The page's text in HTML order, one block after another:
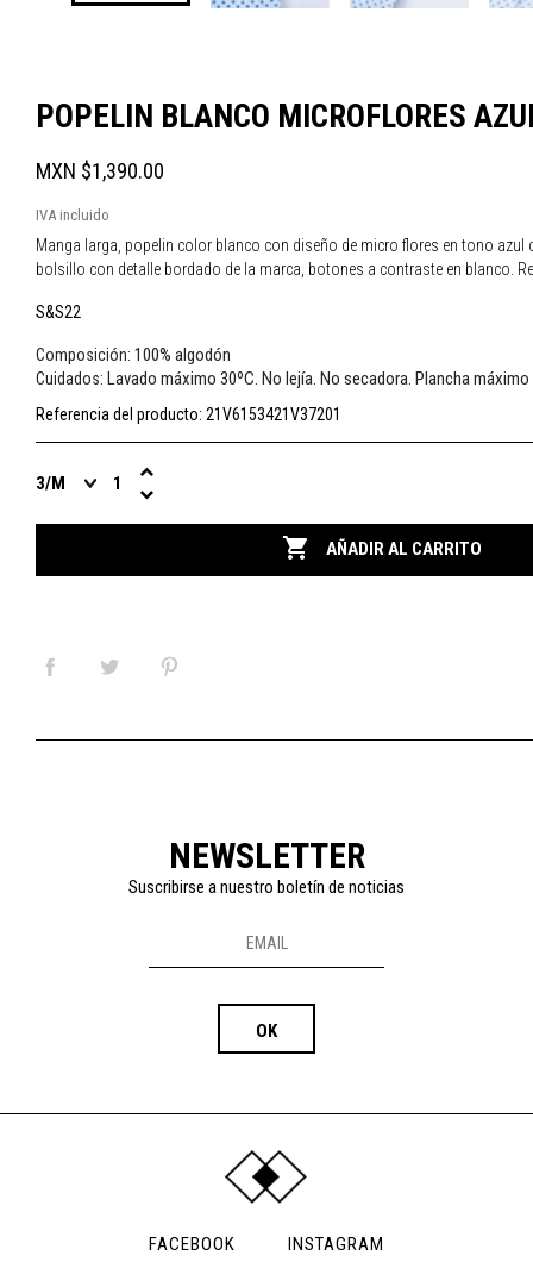
POPELIN BLANCO MICROFLORES
MXN $1,390.00
IVA incluido
Manga larga, popelin color blanco con diseño de micro flores en tono
bolsillo con detalle bordado de la marca, botones a contraste en blanco.
S&S22
Composición: 100% algodón
Cuidados: Lavado máximo 30ºC. No lejía. No secadora. Plancha máximo
Referencia del producto: 21V6153421V37201
 AÑADIR AL CARRITO
NEWSLETTER
Suscribirse a nuestro boletín de noticias
FACEBOOK INSTAGRAM